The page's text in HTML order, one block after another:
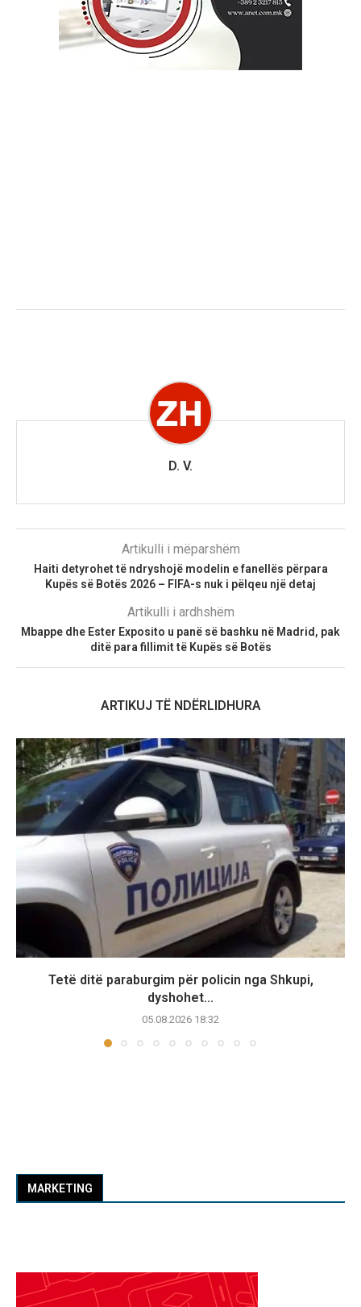
D. V.
Artikulli i mëparshëm
Haiti detyrohet të ndryshojë modelin e fanellës përpara
Kupës së Botës 2026 – FIFA-s nuk i pëlqeu një detaj
Artikulli i ardhshëm
Mbappe dhe Ester Exposito u panë së bashku në Madrid, pak
ditë para fillimit të Kupës së Botës
ARTIKUJ TË NDËRLIDHURA
Tetë ditë paraburgim për policin nga Shkupi,
dyshohet...
05.08.2026 18:32
MARKETING